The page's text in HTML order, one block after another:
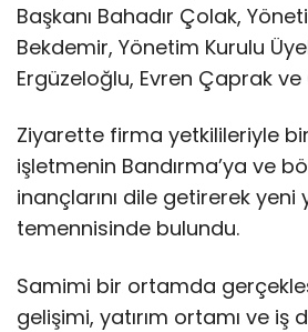
Başkanı Bahadır Çolak,
Bekdemir, Yönetim Kurulu
Ergüzeloğlu, Evren Çaprak ve
Ziyarette firma yetkilileriyle
işletmenin Bandırma’ya ve
inançlarını dile getirerek yeni
temennisinde bulundu.
Samimi bir ortamda
gelişimi, yatırım ortamı ve iş